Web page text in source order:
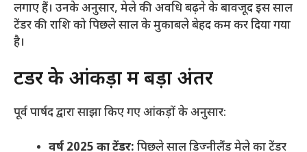
लगाए हैं। उनके अनुसार, मेले की अवधि बढ़ने के बावजूद इस साल
टेंडर की राशि को पिछले साल के मुकाबले बेहद कम कर दिया गया
है।
​टेंडर के आंकड़ों में बड़ा अंतर
​पूर्व पार्षद द्वारा साझा किए गए आंकड़ों के अनुसार:
वर्ष 2025 का टेंडर: पिछले साल डिज्नीलैंड मेले का टेंडर